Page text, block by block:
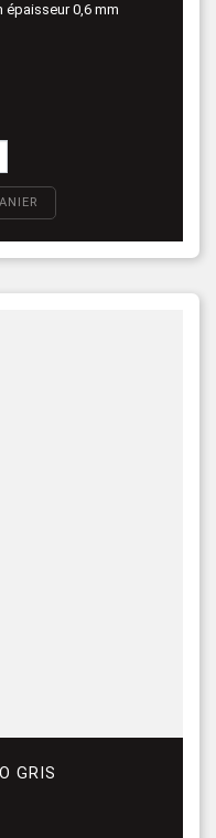
épaisseur 0,6 mm
GRIS